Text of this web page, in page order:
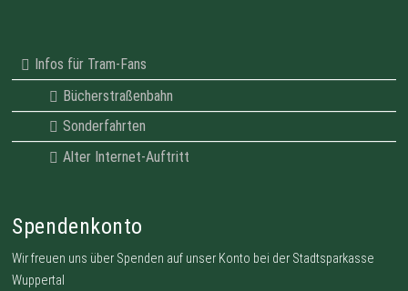
Infos für Tram-Fans
Bücherstraßenbahn
Sonderfahrten
Alter Internet-Auftritt
Spendenkonto
Wir freuen uns über Spenden auf unser Konto bei der Stadtsparkasse
Wuppertal